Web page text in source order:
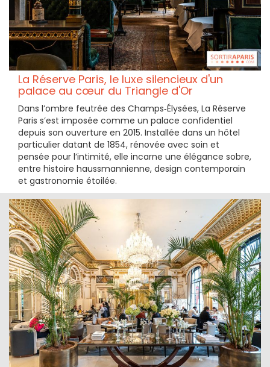
La Réserve Paris, le luxe silencieux d'un
palace au cœur du Triangle d'Or
Dans l’ombre feutrée des Champs‑Élysées, La Réserve
Paris s’est imposée comme un palace confidentiel
depuis son ouverture en 2015. Installée dans un hôtel
particulier datant de 1854, rénovée avec soin et
pensée pour l’intimité, elle incarne une élégance sobre,
entre histoire haussmannienne, design contemporain
et gastronomie étoilée.